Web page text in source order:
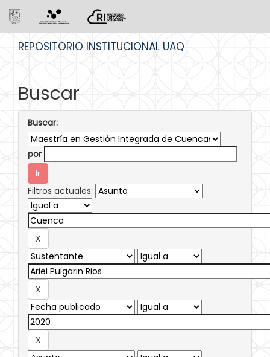
REPOSITORIO INSTITUCIONAL UAQ
Buscar
Buscar:
por
Filtros actuales: